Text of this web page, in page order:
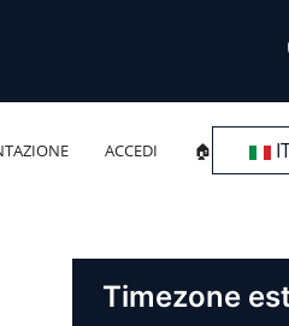
ACCEDI 🏠
Timezone